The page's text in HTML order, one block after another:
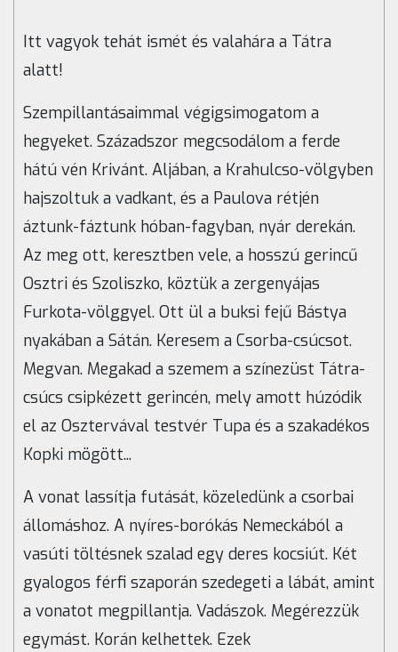
Itt vagyok tehát ismét és valahára a Tátra
alatt!
Szempillantásaimmal végigsimogatom a
hegyeket. Századszor megcsodálom a ferde
hátú vén Krivánt. Aljában, a Krahulcso-völgyben
hajszoltuk a vadkant, és a Paulova rétjén
áztunk-fáztunk hóban-fagyban, nyár derekán.
Az meg ott, keresztben vele, a hosszú gerincű
Osztri és Szoliszko, köztük a zergenyájas
Furkota-völggyel. Ott ül a buksi fejű Bástya
nyakában a Sátán. Keresem a Csorba-csúcsot.
Megvan. Megakad a szemem a színezüst Tátra-
csúcs csipkézett gerincén, mely amott húzódik
el az Osztervával testvér Tupa és a szakadékos
Kopki mögött...
A vonat lassítja futását, közeledünk a csorbai
állomáshoz. A nyíres-borókás Nemeckából a
vasúti töltésnek szalad egy deres kocsiút. Két
gyalogos férfi szaporán szedegeti a lábát, amint
a vonatot megpillantja. Vadászok. Megérezzük
egymást. Korán kelhettek. Ezek